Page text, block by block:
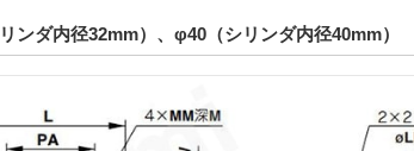
ダ内径32mm）、φ40（シリンダ内径40mm）